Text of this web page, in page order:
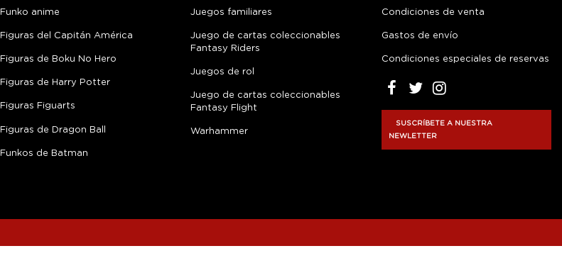
Funko anime
Figuras del Capitán América
Figuras de Boku No Hero
Figuras de Harry Potter
Figuras Figuarts
Figuras de Dragon Ball
Funkos de Batman
Juegos familiares
Juego de cartas coleccionables
Fantasy Riders
Juegos de rol
Juego de cartas coleccionables
Fantasy Flight
Warhammer
Condiciones de venta
Gastos de envío
Condiciones especiales de reservas
SUSCRÍBETE A NUESTRA
NEWLETTER